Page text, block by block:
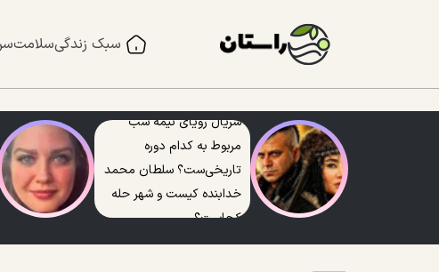
سبک زندگیسلامت
سریال رویای نیمه شب
مربوط به کدام دوره
تاریخی‌ست؟ سلطان محمد
خدابنده کیست و شهر حله
کجاست؟